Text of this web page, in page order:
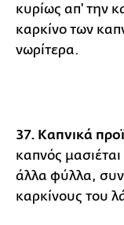
κυρίως απ' την
καρκίνο των
νωρίτερα.
37. Καπνικά
καπνός
άλλα φύλλα,
καρκίνους του